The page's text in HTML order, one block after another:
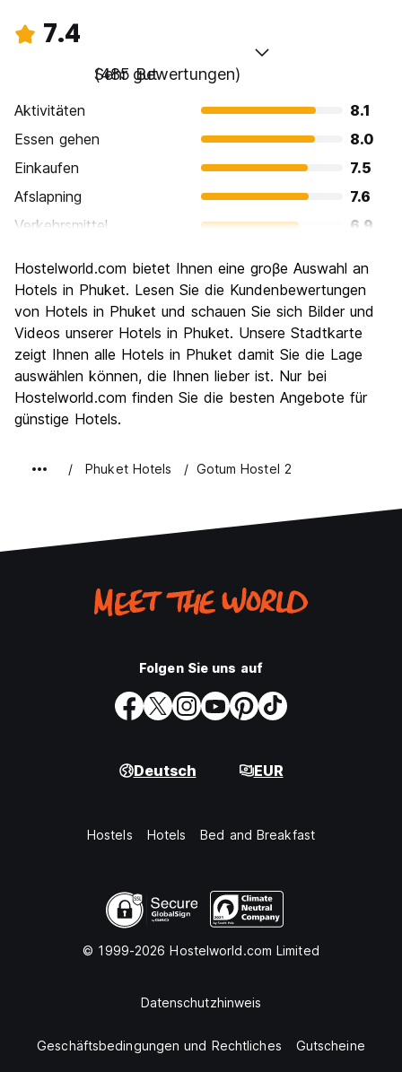
7.4
Sehr gut
(485 Bewertungen)
Aktivitäten
8.1
Essen gehen
8.0
Einkaufen
7.5
Afslapning
7.6
Verkehrsmittel
6.9
Kultur
6.3
Nachtleben / Party
8.2
Preis-Leistungsverhältnis
7.1
Hostelworld.com bietet Ihnen eine groβe Auswahl an
Hotels in Phuket. Lesen Sie die Kundenbewertungen
von Hotels in Phuket und schauen Sie sich Bilder und
Videos unserer Hotels in Phuket. Unsere Stadtkarte
zeigt Ihnen alle Hotels in Phuket damit Sie die Lage
auswählen können, die Ihnen lieber ist. Nur bei
Hostelworld.com finden Sie die besten Angebote für
günstige Hotels.
Phuket Hotels Gotum Hostel 2
Folgen Sie uns auf
Deutsch EUR
Hostels Hotels Bed and Breakfast
© 1999-2026 Hostelworld.com Limited
Datenschutzhinweis
Geschäftsbedingungen und Rechtliches Gutscheine